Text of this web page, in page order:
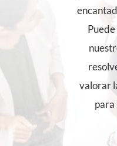
valorar
para